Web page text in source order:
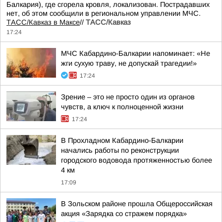
Балкария), где сгорела кровля, локализован. Пострадавших
нет, об этом сообщили в региональном управлении МЧС.
ТАСС/Кавказ в Максе// ТАСС/Кавказ
17:24
МЧС Кабардино-Балкарии напоминает: «Не
жги сухую траву, не допускай трагедии!»
17:24
Зрение – это не просто один из органов
чувств, а ключ к полноценной жизни
17:24
В Прохладном Кабардино-Балкарии
начались работы по реконструкции
городского водовода протяженностью более
4 км
17:09
В Зольском районе прошла Общероссийская
акция «Зарядка со стражем порядка»